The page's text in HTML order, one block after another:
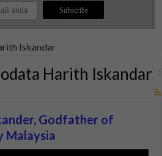
Iskandar
Harith Iskandar
Godfather of
Malaysia